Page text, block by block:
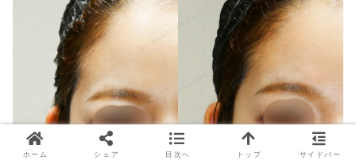
ホーム シェア 目次へ トップ サイドバー